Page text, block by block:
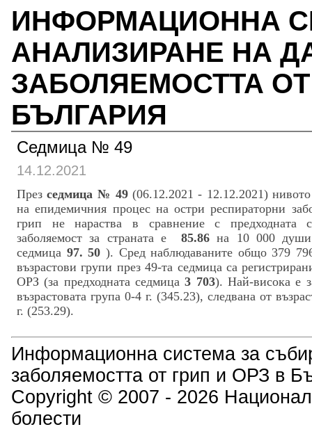
ИНФОРМАЦИОННА
АНАЛИЗИРАНЕ НА
ЗАБОЛЯЕМОСТТА
БЪЛГАРИЯ
Седмица № 49
14.12.2021
Презседмица № 49(06.12.2021 - 12.12.2021)
на епидемичния процес на остри респираторни
грип
не нараства в сравнение с предходната
заболяемост за страната е 85.86на 10 000 души
седмица 97. 50 ). Сред наблюдаваните общо 379
възрастови групи през 49-та седмица са
ОРЗ (за предходната седмица3 703). Най-висока е
възрастовата група 0-4 г. (345.23), следвана от
г. (253.29).
Информационна система за
заболяемостта от грип и ОРЗ в
Copyright © 2007 - 2026
болести